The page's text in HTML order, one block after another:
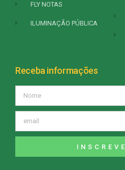
FLY NOTAS
ILUMINAÇÃO PÚBLICA
Receba informações